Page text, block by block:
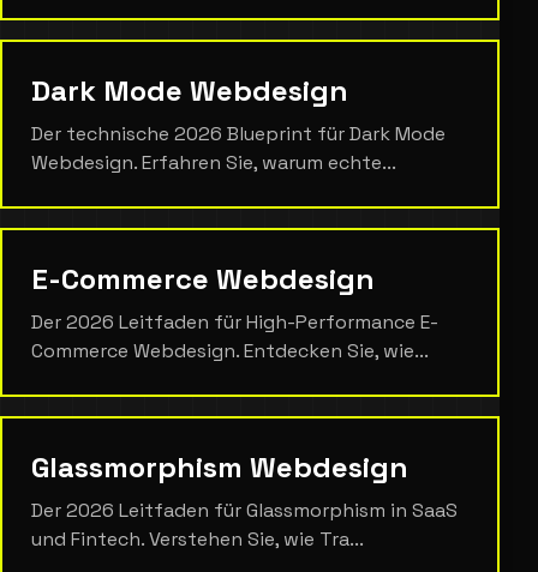
Dark Mode Webdesign
Der technische 2026 Blueprint für Dark Mode
Webdesign. Erfahren Sie, warum echte...
E-Commerce Webdesign
Der 2026 Leitfaden für High-Performance E-
Commerce Webdesign. Entdecken Sie, wie...
Glassmorphism Webdesign
Der 2026 Leitfaden für Glassmorphism in SaaS
und Fintech. Verstehen Sie, wie Tra...